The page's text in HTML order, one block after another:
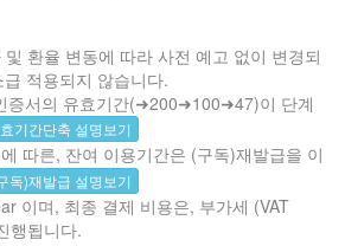
및 환율 변동에 따라 사전 예고 없이 변경되
적용되지 않습니다.
증서의 유효기간(➜200➜100➜47)이 단계
기간단축 설명보기
따른, 잔여 이용기간은 (구독)재발급을 이
독)재발급 설명보기
이며, 최종 결제 비용은, 부가세 (VAT
행됩니다.